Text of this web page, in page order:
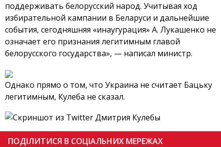
поддерживать белорусский народ. Учитывая ход
избирательной кампании в Беларуси и дальнейшие
события, сегодняшняя «инаугурация» А. Лукашенко не
означает его признания легитимным главой
белорусского государства», — написал министр.
Однако прямо о том, что Украина не считает Бацьку
легитимным, Кулеба не сказал.
ПОДІЛИТИСЯ В СОЦІАЛЬНИХ МЕРЕЖАХ